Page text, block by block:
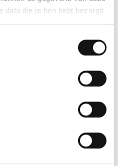
data die je hen hebt bezorgd
wij of onze partners onder
je geografische locatie
identificeren om
zijn nodig voor het goed